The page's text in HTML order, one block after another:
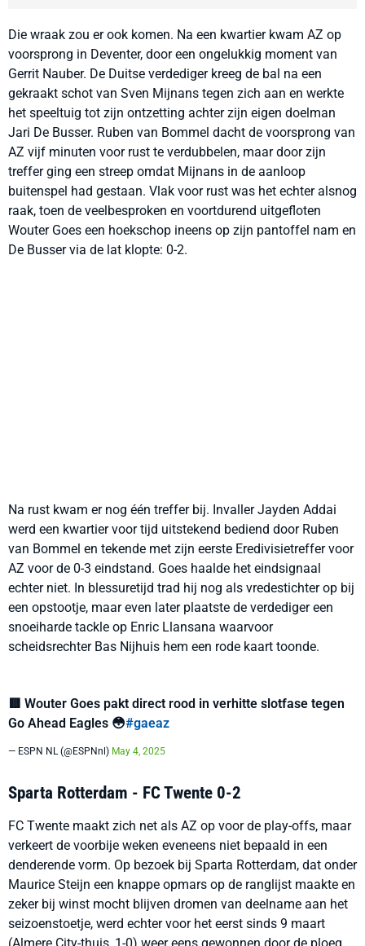
Die wraak zou er ook komen. Na een kwartier kwam AZ op
voorsprong in Deventer, door een ongelukkig moment van
Gerrit Nauber. De Duitse verdediger kreeg de bal na een
gekraakt schot van Sven Mijnans tegen zich aan en werkte
het speeltuig tot zijn ontzetting achter zijn eigen doelman
Jari De Busser. Ruben van Bommel dacht de voorsprong van
AZ vijf minuten voor rust te verdubbelen, maar door zijn
treffer ging een streep omdat Mijnans in de aanloop
buitenspel had gestaan. Vlak voor rust was het echter alsnog
raak, toen de veelbesproken en voortdurend uitgefloten
Wouter Goes een hoekschop ineens op zijn pantoffel nam en
De Busser via de lat klopte: 0-2.
Na rust kwam er nog één treffer bij. Invaller Jayden Addai
werd een kwartier voor tijd uitstekend bediend door Ruben
van Bommel en tekende met zijn eerste Eredivisietreffer voor
AZ voor de 0-3 eindstand. Goes haalde het eindsignaal
echter niet. In blessuretijd trad hij nog als vredestichter op bij
een opstootje, maar even later plaatste de verdediger een
snoeiharde tackle op Enric Llansana waarvoor
scheidsrechter Bas Nijhuis hem een rode kaart toonde.
🟥 Wouter Goes pakt direct rood in verhitte slotfase tegen
Go Ahead Eagles 😳#gaeaz
— ESPN NL (@ESPNnl) May 4, 2025
Sparta Rotterdam - FC Twente 0-2
FC Twente maakt zich net als AZ op voor de play-offs, maar
verkeert de voorbije weken eveneens niet bepaald in een
denderende vorm. Op bezoek bij Sparta Rotterdam, dat onder
Maurice Steijn een knappe opmars op de ranglijst maakte en
zeker bij winst mocht blijven dromen van deelname aan het
seizoenstoetje, werd echter voor het eerst sinds 9 maart